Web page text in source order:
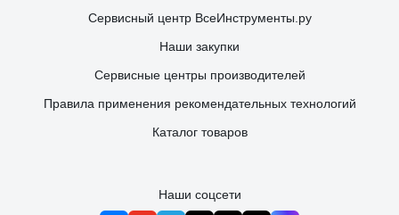
Сервисный центр ВсеИнструменты.ру
Наши закупки
Сервисные центры производителей
Правила применения рекомендательных технологий
Каталог товаров
Наши соцсети